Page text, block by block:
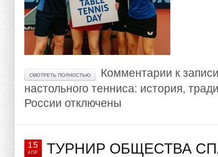
СМОТРЕТЬ ПОЛНОСТЬЮ Комментарии к
настольного тенниса: история,
России отключены
15
АПР
ТУРНИР ОБЩЕСТВА